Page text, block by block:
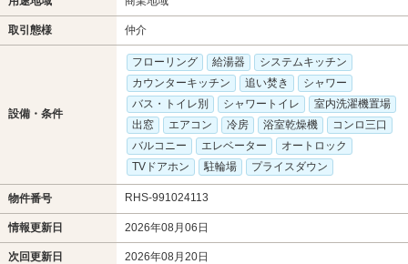
取引態様 仲介
設備・条件
フローリング 給湯器
システムキッチン
カウンターキッチン
追い焚き
シャワー
バス・トイレ別
シャワートイレ
室内洗濯機置場
出窓
エアコン 冷房 浴室乾燥機
コンロ三口
バルコニー
エレベーター
オートロック
TVドアホン
駐輪場 プライスダウン
物件番号 RHS-991024113
情報更新日 2026年08月06日
次回更新日 2026年08月20日